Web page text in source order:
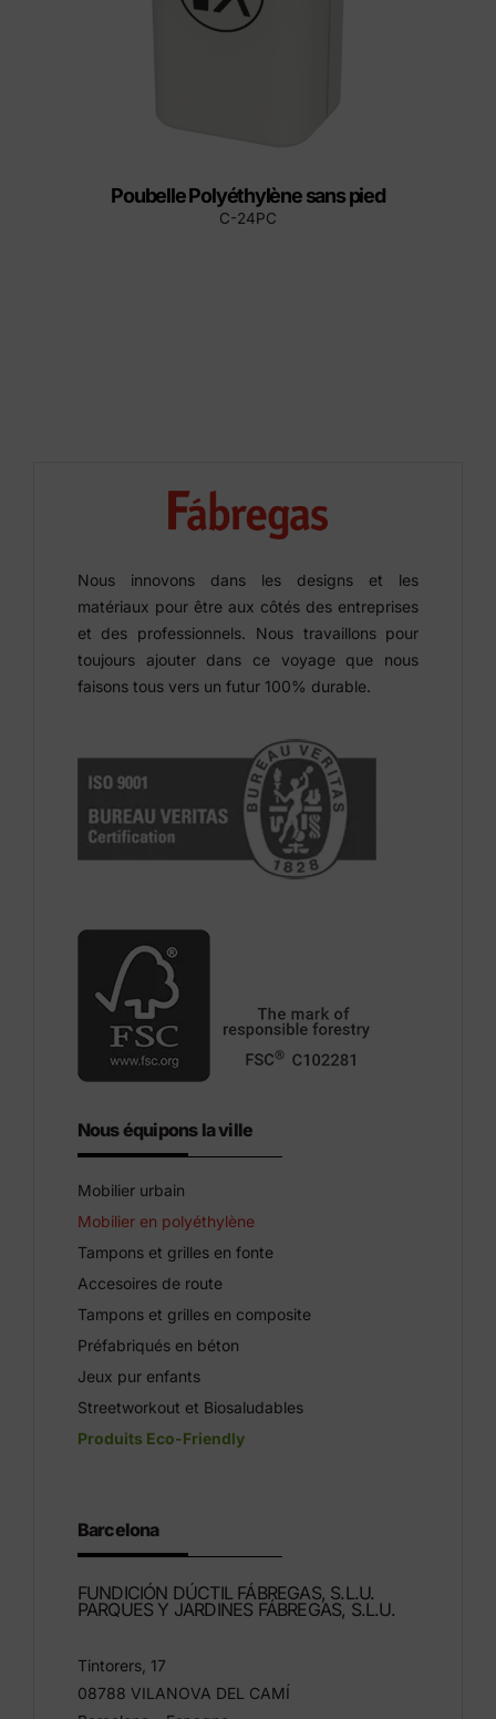
Poubelle Polyéthylène sans pied
C-24PC
Nous innovons dans les designs et les
matériaux pour être aux côtés des entreprises
et des professionnels. Nous travaillons pour
toujours ajouter dans ce voyage que nous
faisons tous vers un futur 100% durable.
Nous équipons la ville
Mobilier urbain
Mobilier en polyéthylène
Tampons et grilles en fonte
Accesoires de route
Tampons et grilles en composite
Préfabriqués en béton
Jeux pur enfants
Streetworkout et Biosaludables
Produits Eco-Friendly
Barcelona
FUNDICIÓN DÚCTIL FÁBREGAS, S.L.U.
PARQUES Y JARDINES FÁBREGAS, S.L.U.
Tintorers, 17
08788 VILANOVA DEL CAMÍ